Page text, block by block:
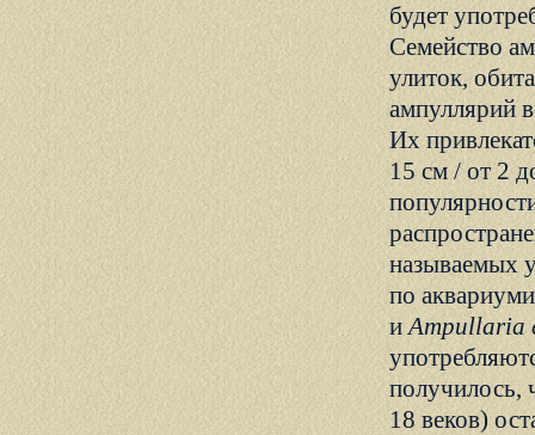
будет
Семейство
улиток,
ампуллярий
Их
15 см / от 2
называемых
по
иAmpullaria
получилось,
18 веков)